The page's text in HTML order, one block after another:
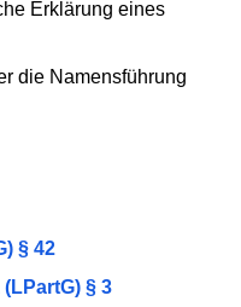
Erklärung eines
die Namensführung
§ 42
§ 3